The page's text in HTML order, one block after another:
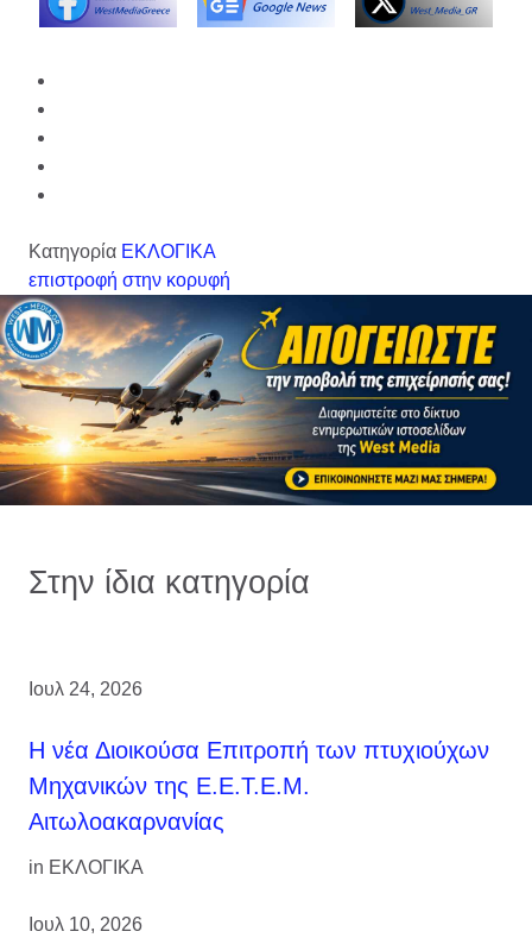
Κατηγορία ΕΚΛΟΓΙΚΑ
επιστροφή στην κορυφή
Στην ίδια κατηγορία
Ιουλ 24, 2026
H νέα Διοικούσα Επιτροπή των πτυχιούχων
Μηχανικών της Ε.Ε.Τ.Ε.Μ.
Αιτωλοακαρνανίας
in ΕΚΛΟΓΙΚΑ
Ιουλ 10, 2026